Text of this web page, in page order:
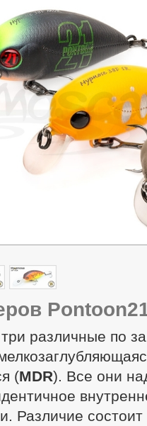
различные по
(MDR). Все они
Различие состоит